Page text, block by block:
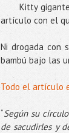
Kitty
artículo con el
Ni drogada con
bambú bajo las
Todo el artículo
“Según su
de sacudirles y